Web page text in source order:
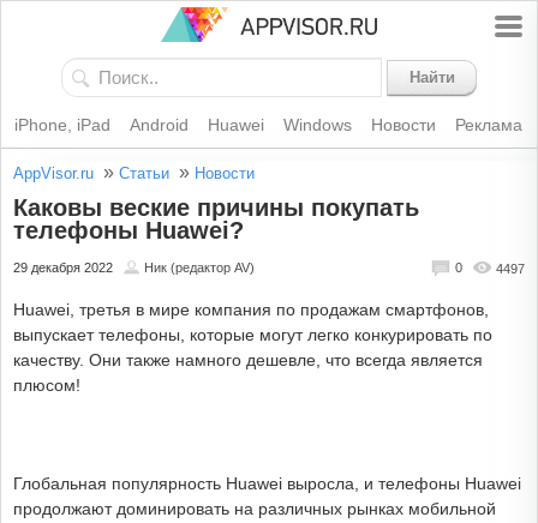
Найти
iPhone, iPad Android Huawei Windows Новости Реклама
AppVisor.ru » Статьи » Новости
Каковы веские причины покупать
телефоны Huawei?
29 декабря 2022 Ник (редактор AV) 4497
0
Huawei, третья в мире компания по продажам смартфонов,
выпускает телефоны, которые могут легко конкурировать по
качеству. Они также намного дешевле, что всегда является
плюсом!
Глобальная популярность Huawei выросла, и телефоны Huawei
продолжают доминировать на различных рынках мобильной